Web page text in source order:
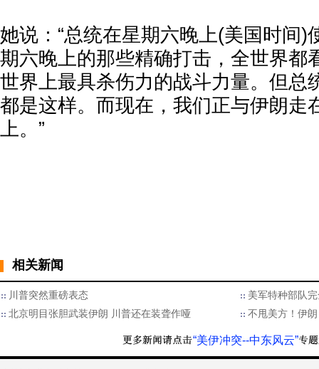
她说：“总统在星期六晚上(美国时间)
期六晚上的那些精确打击，全世界都
世界上最具杀伤力的战斗力量。但总
都是这样。而现在，我们正与伊朗走
上。”
相关新闻
川普突然重磅表态
美军特种部队
北京明目张胆武装伊朗 川普还在装聋作哑
不甩美方！伊
“美伊冲突--中东风云”